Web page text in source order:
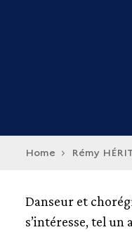
Home Rémy
Danseur et
s’intéresse, tel un